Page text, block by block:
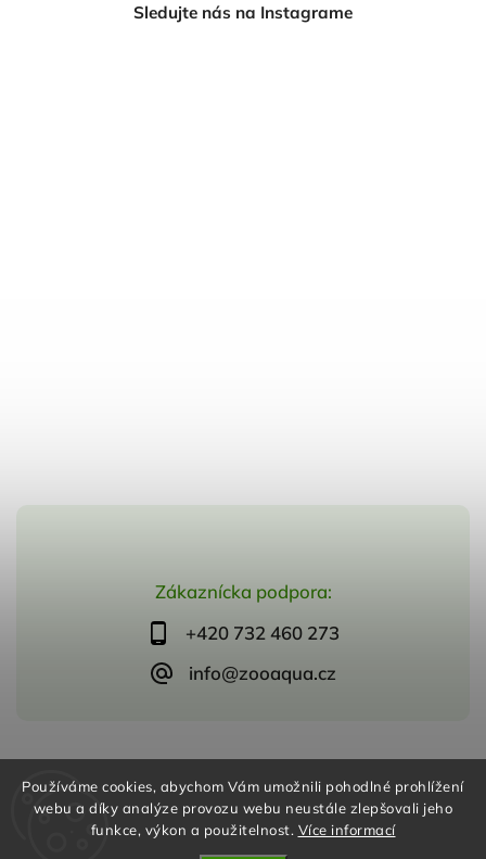
Používáme cookies, abychom Vám umožnili pohodlné prohlížení
webu a díky analýze provozu webu neustále zlepšovali jeho
funkce, výkon a použitelnost. Více informací
Zákaznícka podpora:
+420 732 460 273
info@zooaqua.cz
Sledujte nás na Instagrame
VytvořilShoptet | DesignShoptak.cz